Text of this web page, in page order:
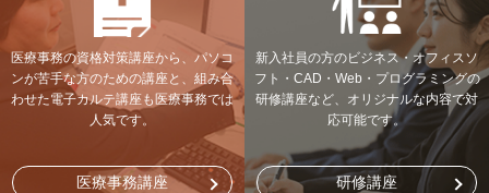
医療事務の資格対策講座から、パソコ
ンが苦手な方のための講座と、組み合
わせた電子カルテ講座も医療事務では
人気です。
医療事務講座
新入社員の方のビジネス・オフィスソ
フト・CAD・Web・プログラミングの
研修講座など、オリジナルな内容で対
応可能です。
研修講座